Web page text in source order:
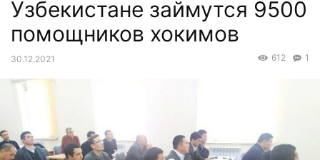
Узбекистане займутся 9500
помощников хокимов
30.12.2021 1
612